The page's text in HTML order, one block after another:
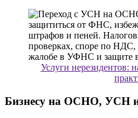
Услуги нерезидентов:
Бизнесу на ОСНО, УСН и